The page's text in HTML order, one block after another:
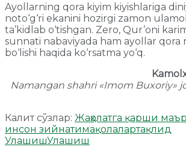
Ayollarning qora kiyim kiyishlariga
noto‘g‘ri ekanini hozirgi zamon
ta’kidlab o‘tishgan. Zero, Qur’oni
sunnati nabaviyada ham ayollar qora
bo‘lishi haqida ko‘rsatma yo‘q.
Namangan shahri «Imom Buxoriy»
Калит сўзлар: Жаҳолатга қарши
инсон зийнатимақолалартақлид
УлашишУлашиш